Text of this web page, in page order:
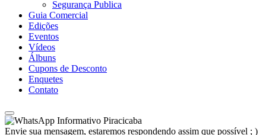
Segurança Publica
Guia Comercial
Edições
Eventos
Vídeos
Álbuns
Cupons de Desconto
Enquetes
Contato
Informativo Piracicaba
Envie sua mensagem, estaremos respondendo assim que possível ; )